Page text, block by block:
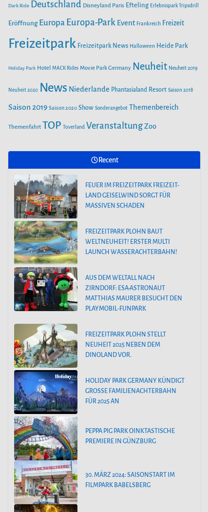
n
o
r
e
Dark Ride Deutschland Disneyland Paris Efteling Erlebnispark Tripsdrill
Eröffnung Europa Europa-Park Event Frankreich Freizeit
Freizeitpark Freizeitpark News Halloween Heide Park
Holiday Park Hotel MACK Rides Movie Park Germany Neuheit Neuheit 2019
Neuheit 2020 News Niederlande Phantasialand Resort Saison 2018
Saison 2019 Saison 2020 Show Sonderangebot Themenbereich
Themenfahrt TOP Toverland Veranstaltung Zoo
Recent
FEUER IM FREIZEITPARK FREIZEIT-
LAND GEISELWIND SORGT FÜR
MASSIVEN SCHADEN
FREIZEITPARK PLOHN BAUT
WELTNEUHEIT! ERSTER MULTI
LAUNCH WASSERACHTERBAHN!
AUS DEM WELTALL NACH
ZIRNDORF: ESA-ASTRONAUT
MATTHIAS MAURER BESUCHT DEN
PLAYMOBIL-FUNPARK
FREIZEITPARK PLOHN STELLT
NEUHEIT 2025 NEBEN DEM
DINOLAND VOR.
HOLIDAY PARK GERMANY KÜNDIGT
GROSSE FAMILIENACHTERBAHN F
ÜR 2025 AN
PEPPA PIG PARK OINKTASTISCHE
PREMIERE IN GÜNZBURG
30. MÄRZ 2024: SAISONSTART IM
FILMPARK BABELSBERG